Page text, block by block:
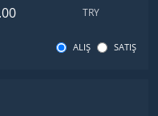
Türk Lirası değeri
TRY
ALIŞ SATIŞ